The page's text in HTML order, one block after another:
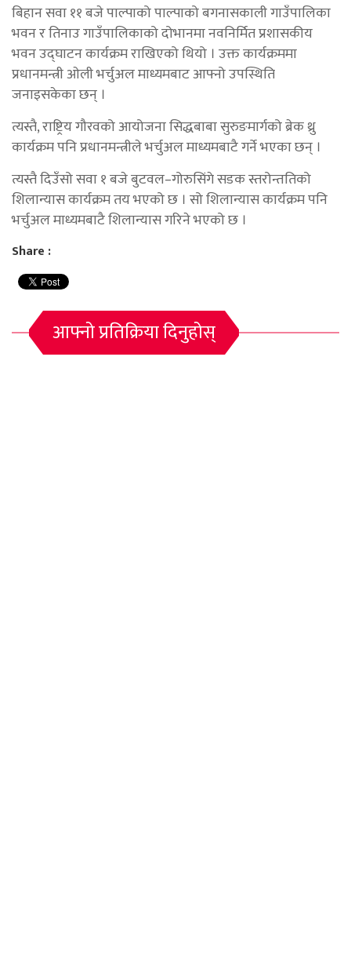
बिहान सवा ११ बजे पाल्पाको पाल्पाको बगनासकाली गाउँपालिका
भवन र तिनाउ गाउँपालिकाको दोभानमा नवनिर्मित प्रशासकीय
भवन उद्घाटन कार्यक्रम राखिएको थियो । उक्त कार्यक्रममा
प्रधानमन्त्री ओली भर्चुअल माध्यमबाट आफ्नो उपस्थिति
जनाइसकेका छन् ।
त्यस्तै, राष्ट्रिय गौरवको आयोजना सिद्धबाबा सुरुङमार्गको ब्रेक थ्रु
कार्यक्रम पनि प्रधानमन्त्रीले भर्चुअल माध्यमबाटै गर्ने भएका छन् ।
त्यस्तै दिउँसो सवा १ बजे बुटवल–गोरुसिंगे सडक स्तरोन्ततिको
शिलान्यास कार्यक्रम तय भएको छ । सो शिलान्यास कार्यक्रम पनि
भर्चुअल माध्यमबाटै शिलान्यास गरिने भएको छ ।
Share :
आफ्नो प्रतिक्रिया दिनुहोस्